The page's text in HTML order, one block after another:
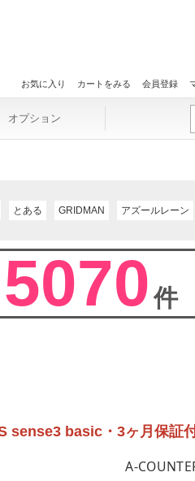
お気に入り カートをみる 会員登録
オプション
とある GRIDMAN アズールレーン
5070件
basic・3ヶ月保証付
A-